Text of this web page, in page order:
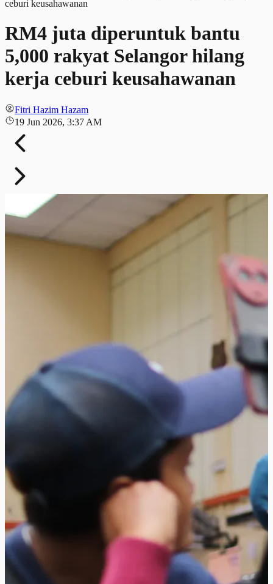
RM4 juta diperuntuk bantu
5,000 rakyat Selangor hilang
kerja ceburi keusahawanan
Fitri Hazim Hazam
19 Jun 2026, 3:37 AM